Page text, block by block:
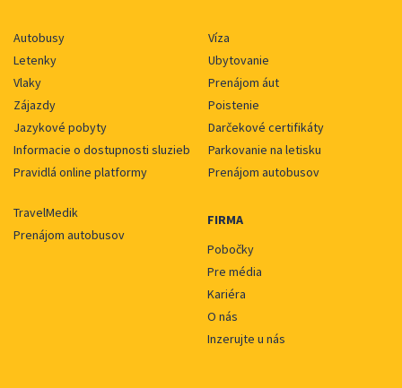
Autobusy
Letenky
Vlaky
Zájazdy
Jazykové pobyty
Informacie o dostupnosti sluzieb
Pravidlá online platformy
Víza
Ubytovanie
Prenájom áut
Poistenie
Darčekové certifikáty
Parkovanie na letisku
Prenájom autobusov
TravelMedik
Prenájom autobusov
FIRMA
Pobočky
Pre média
Kariéra
O nás
Inzerujte u nás